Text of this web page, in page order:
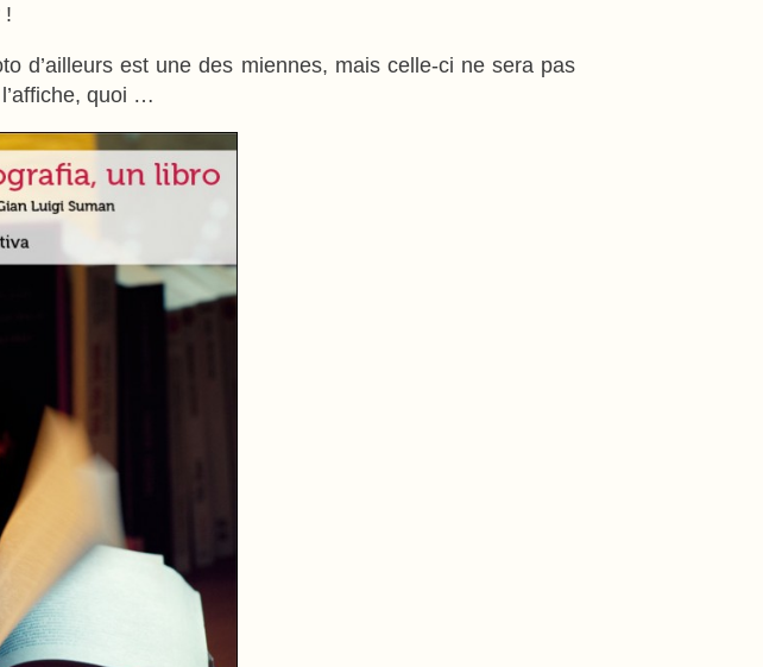
!
d’ailleurs est une des miennes, mais celle-ci ne sera pas
quoi …